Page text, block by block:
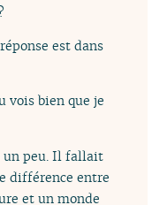
est dans
vois bien que je
un peu. Il fallait
différence entre
et un monde